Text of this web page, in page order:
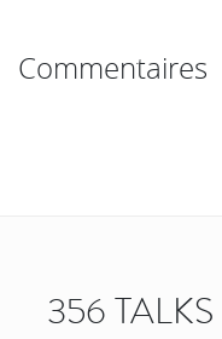
Commentaires
356